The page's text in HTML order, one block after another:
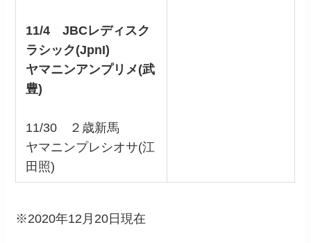
11/4 JBCレディスク
ラシック(JpnI)
ヤマニンアンプリメ(武
豊)
11/30 ２歳新馬
ヤマニンプレシオサ(江
田照)
※2020年12月20日現在